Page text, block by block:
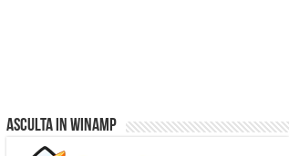
Asculta in Winamp